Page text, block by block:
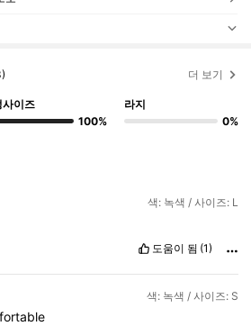
더 보기
사이즈
100%
라지
0%
색: 녹색 / 사이즈: L
도움이 됨 (1)
색: 녹색 / 사이즈: S